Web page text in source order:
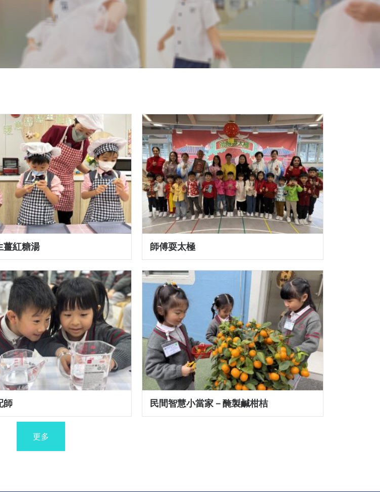
薑紅糖湯 師傅耍太極
師 民間智慧小當家－醃製鹹柑桔
更多